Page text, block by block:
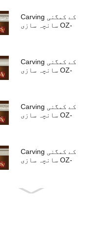
Carving کے کمگنی
سانچہ سازی OZ-
Carving کے کمگنی
سانچہ سازی OZ-
Carving کے کمگنی
سانچہ سازی OZ-
Carving کے کمگنی
سانچہ سازی OZ-